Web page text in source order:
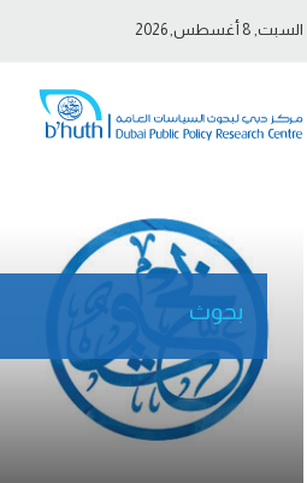
السبت, 8 أغسطس, 2026
بحوث